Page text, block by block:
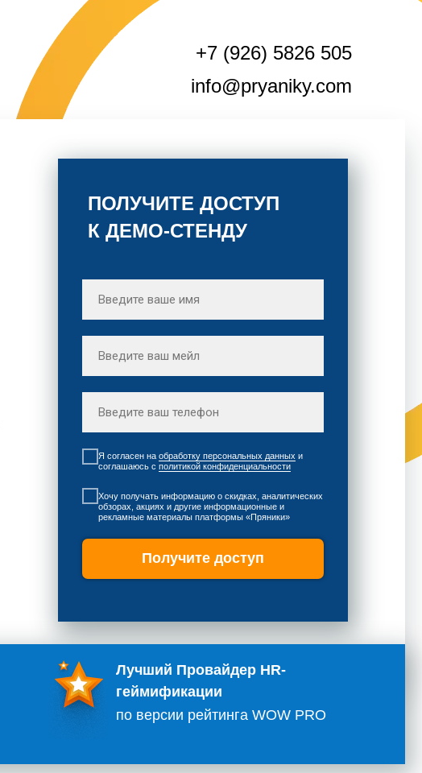
+7 (926) 5826 505
info@pryaniky.com
Я согласен на обработку персональных данных и
соглашаюсь c политикой конфиденциальности
Хочу получать информацию о скидках, аналитических
обзорах, акциях и другие информационные и
рекламные материалы платформы «Пряники»
Получите доступ
ПОЛУЧИТЕ ДОСТУП
К ДЕМО-СТЕНДУ
по версии рейтинга WOW PRO
Лучший Провайдер HR-
геймификации